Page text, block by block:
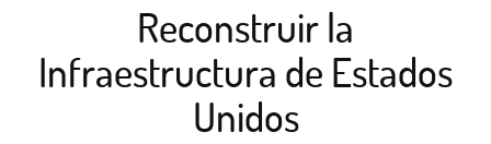
Reconstruir la
Infraestructura de Estados
Unidos